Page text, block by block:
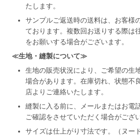
たします。
サンプルご返送時の送料は、お客様
ております。複数回お送りする際は
をお願いする場合がございます。
≪生地・縫製について≫
生地の販売状況により、ご希望の生
場合があります。在庫切れ、状態不
店よりご連絡いたします。
縫製に入る前に、メールまたはお電
ご確認をさせていただく場合がござ
サイズは仕上がり寸法です。（ヌー